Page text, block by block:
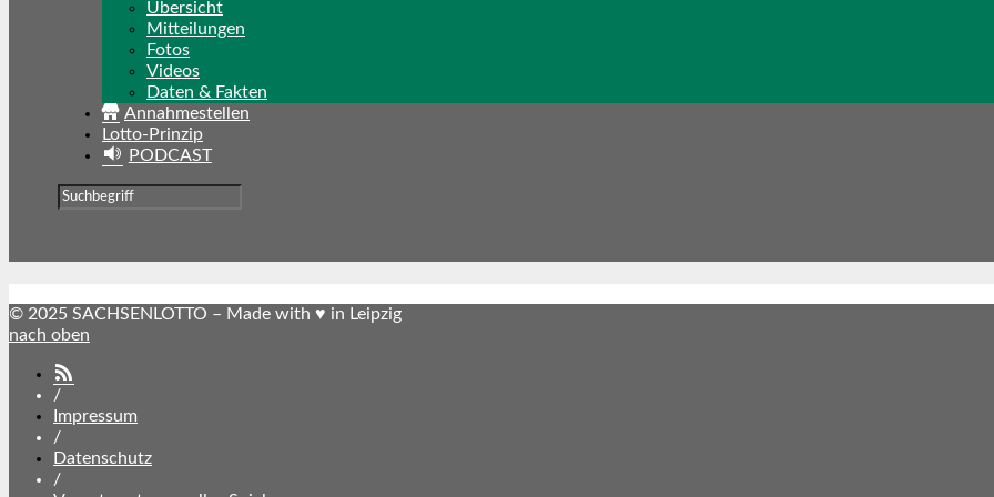
Übersicht
Mitteilungen
Fotos
Videos
Daten & Fakten
Annahmestellen
Lotto-Prinzip
PODCAST
© 2025 SACHSENLOTTO – Made with ♥ in Leipzig
nach oben
/
Impressum
/
Datenschutz
/